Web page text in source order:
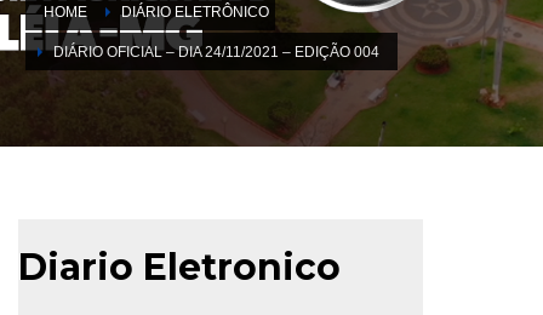
HOME DIÁRIO ELETRÔNICO
DIÁRIO OFICIAL – DIA 24/11/2021 – EDIÇÃO 004
Diario Eletronico